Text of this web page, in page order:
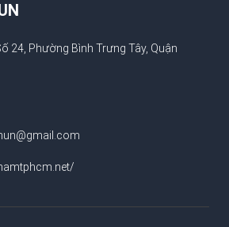
24, Phường Bình Trưng Tây, Quận